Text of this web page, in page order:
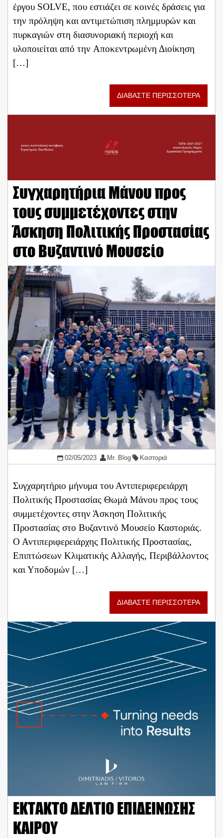
έργου SOLVE, που εστιάζει σε κοινές δράσεις για
την πρόληψη και αντιμετώπιση πλημμυρών και
πυρκαγιών στη διασυνοριακή περιοχή και
υλοποιείται από την Αποκεντρωμένη Διοίκηση
[…]
ΔΙΑΒΑΣΤΕ ΠΕΡΙΣΣΟΤΕΡΑ
Συγχαρητήρια Μάνου προς
τους συμμετέχοντες στην
Άσκηση Πολιτικής Προστασίας
στο Βυζαντινό Μουσείο
02/05/2023 Mr. Blog Καστοριά
Συγχαρητήριο μήνυμα του Αντιπεριφερειάρχη
Πολιτικής Προστασίας Θωμά Μάνου προς τους
συμμετέχοντες στην Άσκηση Πολιτικής
Προστασίας στο Βυζαντινό Μουσείο Καστοριάς.
Ο Αντιπεριφερειάρχης Πολιτικής Προστασίας,
Επιπτώσεων Κλιματικής Αλλαγής, Περιβάλλοντος
και Υποδομών […]
ΔΙΑΒΑΣΤΕ ΠΕΡΙΣΣΟΤΕΡΑ
ΕΚΤΑΚΤΟ ΔΕΛΤΙΟ ΕΠΙΔΕΙΝΩΣΗΣ
ΚΑΙΡΟΥ